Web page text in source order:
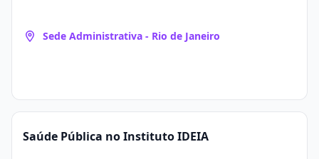
Sede Administrativa - Rio de Janeiro
Saúde Pública no Instituto IDEIA